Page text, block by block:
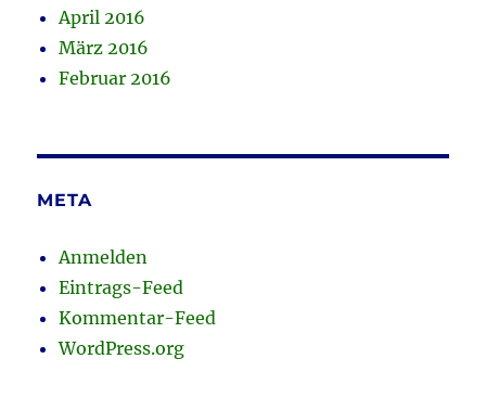
April 2016
März 2016
Februar 2016
META
Anmelden
Eintrags-Feed
Kommentar-Feed
WordPress.org